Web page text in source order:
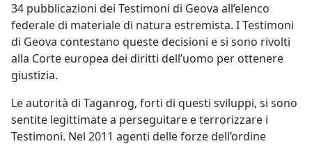
34 pubblicazioni dei Testimoni di Geova all’elenco
federale di materiale di natura estremista. I Testimoni
di Geova contestano queste decisioni e si sono rivolti
alla Corte europea dei diritti dell’uomo per ottenere
giustizia.
Le autorità di Taganrog, forti di questi sviluppi, si sono
sentite legittimate a perseguitare e terrorizzare i
Testimoni. Nel 2011 agenti delle forze dell’ordine